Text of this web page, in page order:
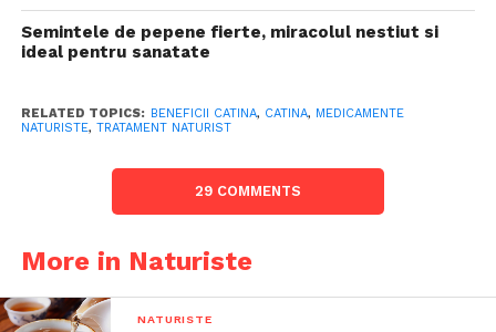
Semintele de pepene fierte, miracolul nestiut si
ideal pentru sanatate
RELATED TOPICS: BENEFICII CATINA, CATINA, MEDICAMENTE
NATURISTE, TRATAMENT NATURIST
29 COMMENTS
More in Naturiste
NATURISTE